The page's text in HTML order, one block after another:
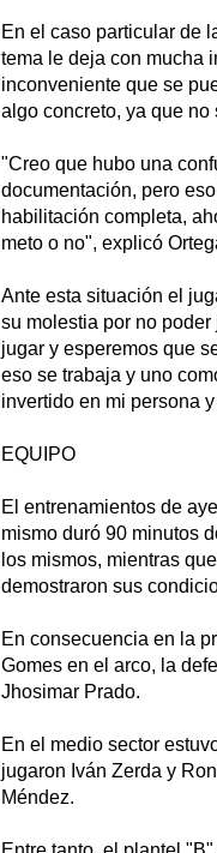
En el caso particular de
tema le deja con mucha
inconveniente que se
algo concreto, ya que
"Creo que hubo una
documentación, pero
habilitación completa,
meto o no", explicó
Ante esta situación el
su molestia por no
jugar y esperemos que
eso se trabaja y uno
invertido en mi persona
EQUIPO
El entrenamientos de
mismo duró 90 minutos
los mismos, mientras
demostraron sus
En consecuencia en la
Gomes en el arco, la
Jhosimar Prado.
En el medio sector
jugaron Iván Zerda y
Méndez.